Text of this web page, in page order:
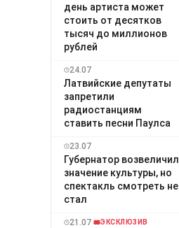
день артиста может
стоить от десятков
тысяч до миллионов
рублей
24.07
Латвийские депутаты
запретили
радиостанциям
ставить песни Паулса
23.07
Губернатор возвеличил
значение культуры, но
спектакль смотреть не
стал
21.07 ЭКСКЛЮЗИВ